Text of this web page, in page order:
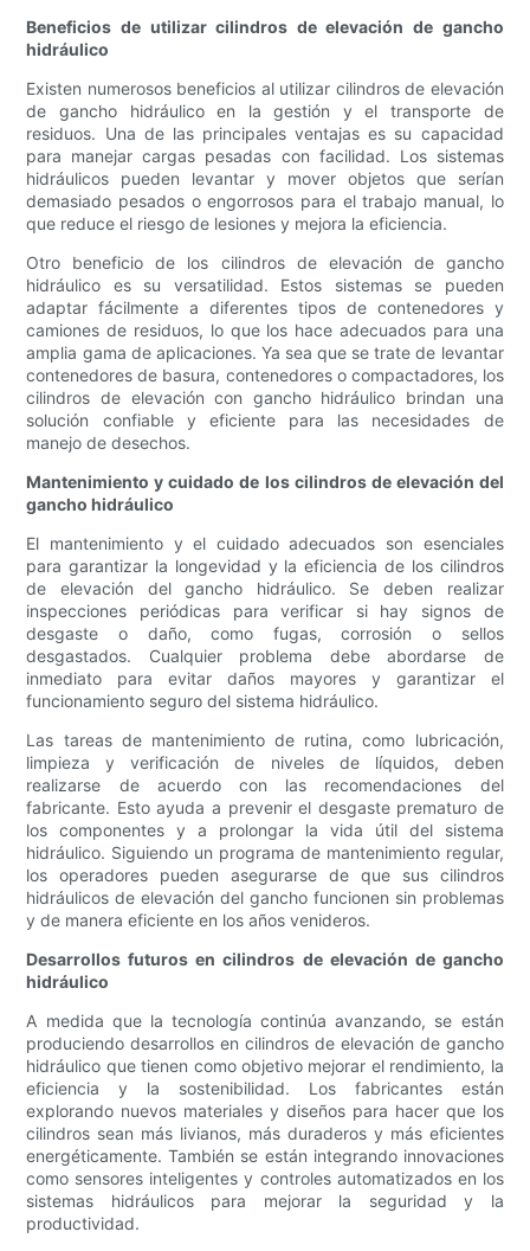
Beneficios de utilizar cilindros de elevación de gancho
hidráulico
Existen numerosos beneficios al utilizar cilindros de elevación
de gancho hidráulico en la gestión y el transporte de
residuos. Una de las principales ventajas es su capacidad
para manejar cargas pesadas con facilidad. Los sistemas
hidráulicos pueden levantar y mover objetos que serían
demasiado pesados ​​o engorrosos para el trabajo manual, lo
que reduce el riesgo de lesiones y mejora la eficiencia.
Otro beneficio de los cilindros de elevación de gancho
hidráulico es su versatilidad. Estos sistemas se pueden
adaptar fácilmente a diferentes tipos de contenedores y
camiones de residuos, lo que los hace adecuados para una
amplia gama de aplicaciones. Ya sea que se trate de levantar
contenedores de basura, contenedores o compactadores, los
cilindros de elevación con gancho hidráulico brindan una
solución confiable y eficiente para las necesidades de
manejo de desechos.
Mantenimiento y cuidado de los cilindros de elevación del
gancho hidráulico
El mantenimiento y el cuidado adecuados son esenciales
para garantizar la longevidad y la eficiencia de los cilindros
de elevación del gancho hidráulico. Se deben realizar
inspecciones periódicas para verificar si hay signos de
desgaste o daño, como fugas, corrosión o sellos
desgastados. Cualquier problema debe abordarse de
inmediato para evitar daños mayores y garantizar el
funcionamiento seguro del sistema hidráulico.
Las tareas de mantenimiento de rutina, como lubricación,
limpieza y verificación de niveles de líquidos, deben
realizarse de acuerdo con las recomendaciones del
fabricante. Esto ayuda a prevenir el desgaste prematuro de
los componentes y a prolongar la vida útil del sistema
hidráulico. Siguiendo un programa de mantenimiento regular,
los operadores pueden asegurarse de que sus cilindros
hidráulicos de elevación del gancho funcionen sin problemas
y de manera eficiente en los años venideros.
Desarrollos futuros en cilindros de elevación de gancho
hidráulico
A medida que la tecnología continúa avanzando, se están
produciendo desarrollos en cilindros de elevación de gancho
hidráulico que tienen como objetivo mejorar el rendimiento, la
eficiencia y la sostenibilidad. Los fabricantes están
explorando nuevos materiales y diseños para hacer que los
cilindros sean más livianos, más duraderos y más eficientes
energéticamente. También se están integrando innovaciones
como sensores inteligentes y controles automatizados en los
sistemas hidráulicos para mejorar la seguridad y la
productividad.